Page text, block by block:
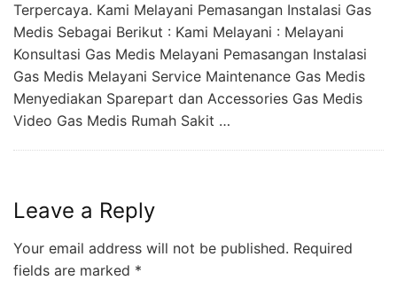
Terpercaya. Kami Melayani Pemasangan Instalasi Gas
Medis Sebagai Berikut : Kami Melayani : Melayani
Konsultasi Gas Medis Melayani Pemasangan Instalasi
Gas Medis Melayani Service Maintenance Gas Medis
Menyediakan Sparepart dan Accessories Gas Medis
Video Gas Medis Rumah Sakit …
Leave a Reply
Your email address will not be published. Required
fields are marked *